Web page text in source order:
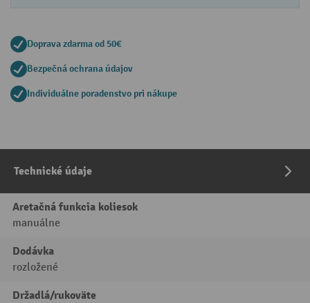
Doprava zdarma od 50€
Bezpečná ochrana údajov
Individuálne poradenstvo pri nákupe
Technické údaje
Aretačná funkcia koliesok
manuálne
Dodávka
rozložené
Držadlá/rukoväte